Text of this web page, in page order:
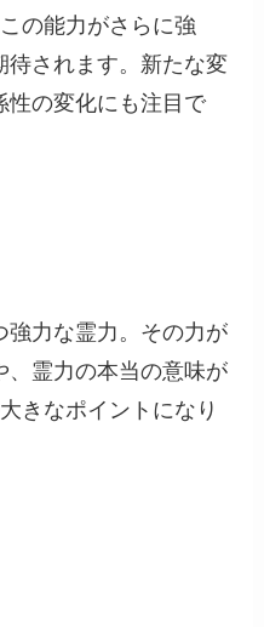
の能力がさらに強
待されます。新たな変
性の変化にも注目で
強力な霊力。その力が
、霊力の本当の意味が
きなポイントになり